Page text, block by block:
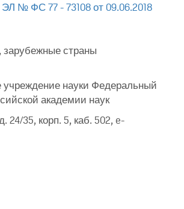
ЭЛ № ФС 77 - 73108 от 09.06.2018
зарубежные страны
учреждение науки Федеральный
академии наук
24/35, корп. 5, каб. 502, e-